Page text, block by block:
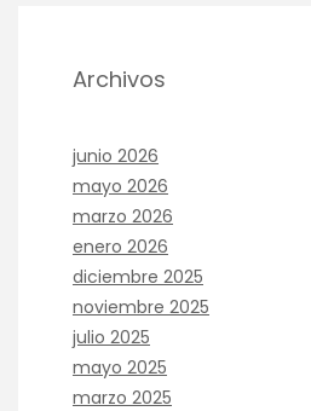
Archivos
junio 2026
mayo 2026
marzo 2026
enero 2026
diciembre 2025
noviembre 2025
julio 2025
mayo 2025
marzo 2025